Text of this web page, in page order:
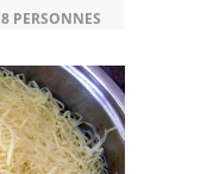
8 PERSONNES